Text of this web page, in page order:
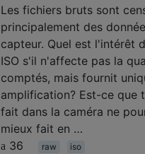
Les fichiers bruts sont
principalement des
capteur. Quel est l'intérêt
ISO s'il n'affecte pas la
comptés, mais fournit
amplification? Est-ce que
fait dans la caméra ne
mieux fait en …
36
raw iso